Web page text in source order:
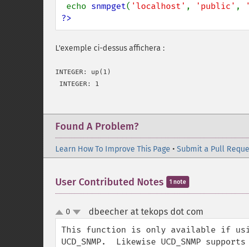
echo snmpget( 'localhost' , 'public' ,
?>
L'exemple ci-dessus affichera :
INTEGER: up(1)
INTEGER: 1
Found A Problem?
Learn How To Improve This Page • Submit a Pull
User Contributed Notes 1 note
up
down
0 dbeecher at tekops dot com
This function is only available if
UCD_SNMP.  Likewise UCD_SNMP